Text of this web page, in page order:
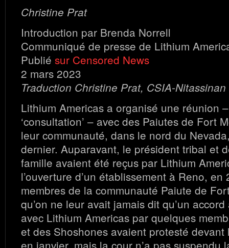
Christine Prat
Introduction par Brenda Norrell
Communiqué de presse de Lithium
Publié sur Censored News
2 mars 2023
Traduction Christine Prat, CSIA-Nitassinan
Lithium Americas a organisé une réunion
‘consultation’ – avec des Paiutes de Fort
leur communauté, dans le nord du
dernier. Auparavant, le président tribal et
famille avaient été reçus par Lithium
l’ouverture d’un établissement à Reno, en
membres de la communauté Paiute de
qu’on ne leur avait jamais dit qu’un
avec Lithium Americas par quelques
et des Shoshones avaient protesté